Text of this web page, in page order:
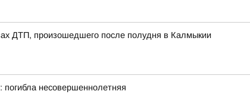
ДТП, произошедшего после полудня в Калмыкии
несовершеннолетняя